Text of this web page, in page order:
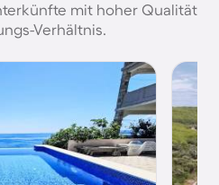
mit hoher Qualität
Verhältnis.